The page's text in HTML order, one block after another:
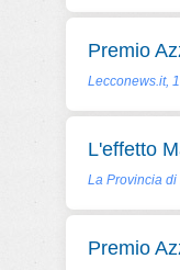
Premio
Lecconews.it,
L'effetto
La Provincia
Premio